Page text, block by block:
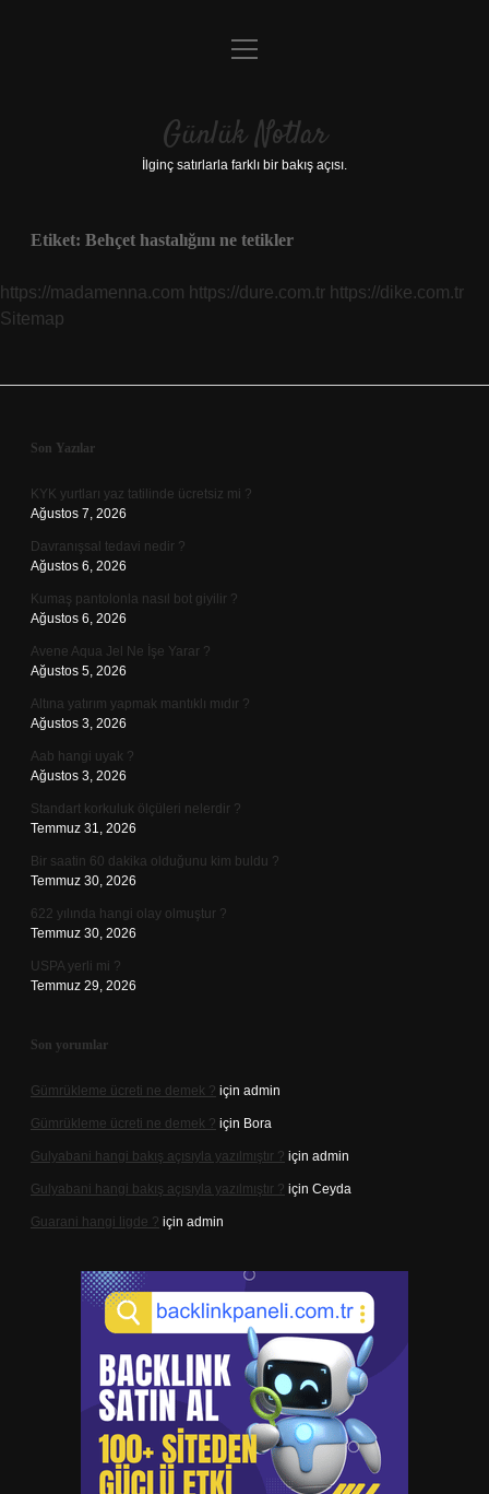
Anasayfa
Yasal Uyarı
menüyü
Günlük Notlar
İlginç satırlarla farklı bir bakış açısı.
Etiket: Behçet hastalığını ne tetikler
https://madamenna.com https://dure.com.tr https://dike.com.tr
Sitemap
Sidebar
Son Yazılar
KYK yurtları yaz tatilinde ücretsiz mi ?
Ağustos 7, 2026
Davranışsal tedavi nedir ?
Ağustos 6, 2026
Kumaş pantolonla nasıl bot giyilir ?
Ağustos 6, 2026
Avene Aqua Jel Ne İşe Yarar ?
Ağustos 5, 2026
Altına yatırım yapmak mantıklı mıdır ?
Ağustos 3, 2026
Aab hangi uyak ?
Ağustos 3, 2026
Standart korkuluk ölçüleri nelerdir ?
Temmuz 31, 2026
Bir saatin 60 dakika olduğunu kim buldu ?
Temmuz 30, 2026
622 yılında hangi olay olmuştur ?
Temmuz 30, 2026
USPA yerli mi ?
Temmuz 29, 2026
Son yorumlar
Gümrükleme ücreti ne demek ? için admin
Gümrükleme ücreti ne demek ? için Bora
Gulyabani hangi bakış açısıyla yazılmıştır ? için admin
Gulyabani hangi bakış açısıyla yazılmıştır ? için Ceyda
Guarani hangi ligde ? için admin